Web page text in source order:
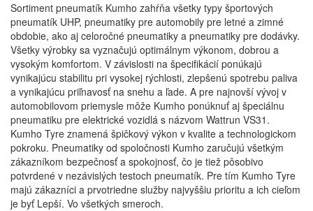
Sortiment pneumatík Kumho zahŕňa všetky typy športových
pneumatík UHP, pneumatiky pre automobily pre letné a zimné
obdobie, ako aj celoročné pneumatiky a pneumatiky pre dodávky.
Všetky výrobky sa vyznačujú optimálnym výkonom, dobrou a
vysokým komfortom. V závislosti na špecifikácií ponúkajú
vynikajúcu stabilitu pri vysokej rýchlosti, zlepšenú spotrebu paliva
a vynikajúcu priľnavosť na snehu a ľade. A pre najnovší vývoj v
automobilovom priemysle môže Kumho ponúknuť aj špeciálnu
pneumatiku pre elektrické vozidlá s názvom Wattrun VS31.
Kumho Tyre znamená špičkový výkon v kvalite a technologickom
pokroku. Pneumatiky od spoločnosti Kumho zaručujú všetkým
zákazníkom bezpečnosť a spokojnosť, čo je tiež pôsobivo
potvrdené v nezávislých testoch pneumatík. Pre tím Kumho Tyre
majú zákazníci a prvotriedne služby najvyššiu prioritu a ich cieľom
je byť Lepší. Vo všetkých smeroch.